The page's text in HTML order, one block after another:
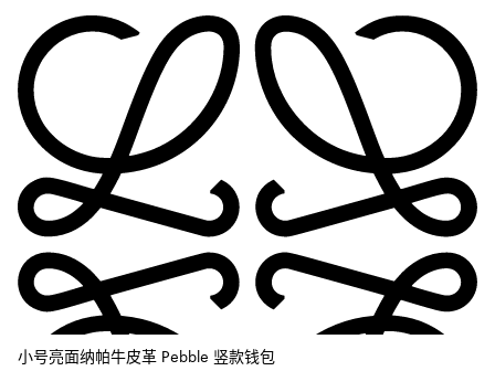
小号亮面纳帕牛皮革 Pebble 竖款钱包